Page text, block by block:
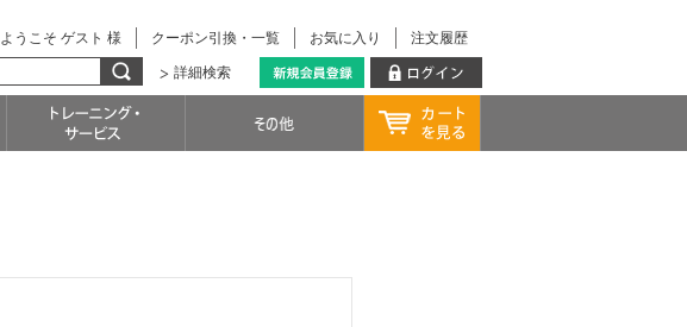
注文履歴
お気に入り
クーポン引換・一覧
ようこそ ゲスト 様
詳細検索